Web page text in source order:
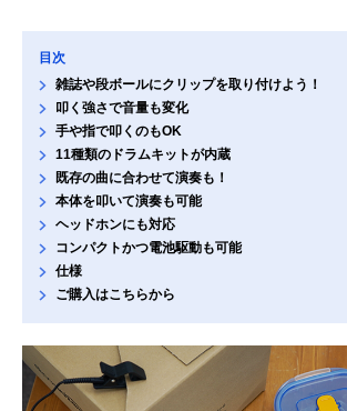
目次
雑誌や段ボールにクリップを取り付けよう！
叩く強さで音量も変化
手や指で叩くのもOK
11種類のドラムキットが内蔵
既存の曲に合わせて演奏も！
本体を叩いて演奏も可能
ヘッドホンにも対応
コンパクトかつ電池駆動も可能
仕様
ご購入はこちらから